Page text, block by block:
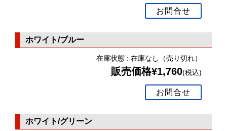
お問合せ
ホワイト/ブルー
在庫状態 : 在庫なし（売り切れ）
販売価格¥1,760(税込)
お問合せ
ホワイト/グリーン